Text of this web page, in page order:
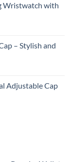
Wristwatch with
– Stylish and
Adjustable Cap